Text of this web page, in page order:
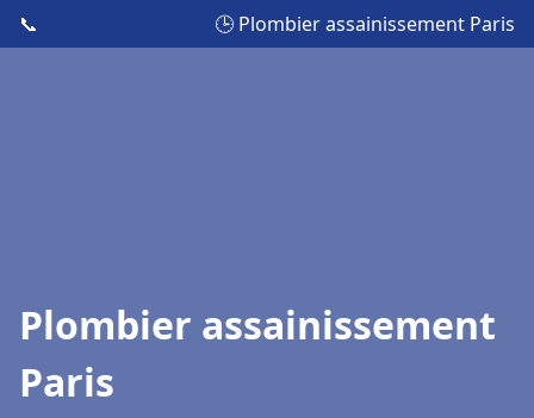
📞 🕒 Plombier assainissement Paris
Plombier assainissement
Paris